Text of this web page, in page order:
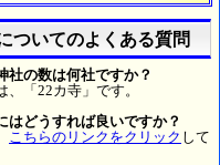
ついてのよくある質問
社の数は何社ですか？
、「22カ寺」です。
はどうすれば良いですか？
こちらのリンクをクリック して